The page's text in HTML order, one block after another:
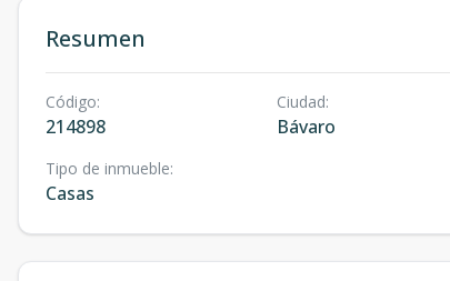
Resumen
Código:
214898
Ciudad:
Bávaro
Tipo de inmueble:
Casas